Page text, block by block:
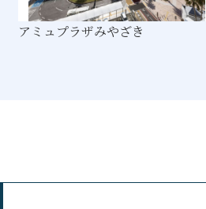
アミュプラザみやざき